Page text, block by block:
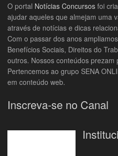
O portal Notícias Concursos foi
ajudar aqueles que almejam uma
através de notícias e dicas
Com o passar dos anos
Benefícios Sociais, Direitos do
outros. Nossos conteúdos
Pertencemos ao grupo SENA
em conteúdo web.
Inscreva-se no Canal